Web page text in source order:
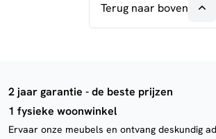
Terug naar boven
2 jaar garantie - de beste prijzen
1 fysieke woonwinkel
Ervaar onze meubels en ontvang deskundig